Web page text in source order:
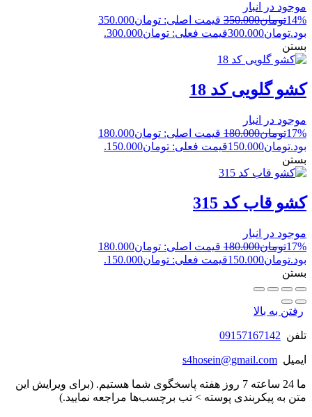
موجود در انبار
14%تومان350.000
قیمت اصلی: تومان350.000
بود.تومان300.000قیمت فعلی: تومان300.000.
بستن
کشو گلویی کد 18
موجود در انبار
17%تومان180.000
قیمت اصلی: تومان180.000
بود.تومان150.000قیمت فعلی: تومان150.000.
بستن
کشو قاب کد 315
موجود در انبار
17%تومان180.000
قیمت اصلی: تومان180.000
بود.تومان150.000قیمت فعلی: تومان150.000.
بستن
رفتن به بالا
تلفن 09157167142
ایمیل s4hosein@gmail.com
ما 24 ساعته 7 روز هفته پاسخگوی شما هستیم. (برای ویرایش این
متن به پیکربندی پوسته > تب برچسب‌ها مراجعه نمایید.)